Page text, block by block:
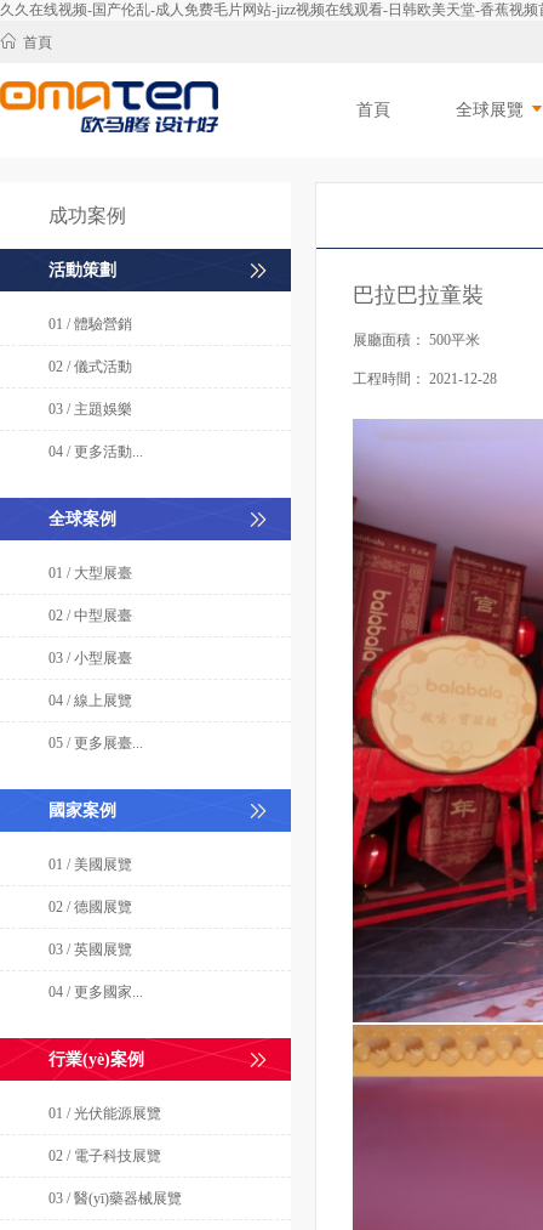
久久在线视频-国产伦乱-成人免费毛片网站-jizz视频在线观看-日韩欧美天堂-香蕉视
首頁
首頁 全球展覽
成功案例
活動策劃
01 / 體驗營銷
02 / 儀式活動
03 / 主題娛樂
04 / 更多活動...
全球案例
01 / 大型展臺
02 / 中型展臺
03 / 小型展臺
04 / 線上展覽
05 / 更多展臺...
國家案例
01 / 美國展覽
02 / 德國展覽
03 / 英國展覽
04 / 更多國家...
行業(yè)案例
01 / 光伏能源展覽
02 / 電子科技展覽
03 / 醫(yī)藥器械展覽
巴拉巴拉童裝
展廳面積： 500平米
工程時間： 2021-12-28